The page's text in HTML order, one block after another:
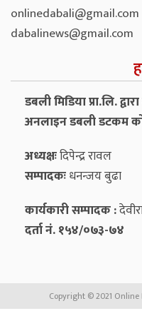
onlinedabali@gmail.com
dabalinews@gmail.com
डबली मिडिया प्रा.लि.
अनलाइन डबली डटकम
अध्यक्षःदिपेन्द्र रावल
सम्पादकःधनन्‍जय बुढा
कार्यकारी सम्पादक :
दर्ता नं. १५४/०७३-७४
Copyright © 2021